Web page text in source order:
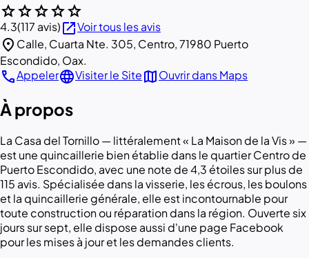
starstarstarstarstar
4.3(117 avis)open_in_newVoir tous les avis
location_on Calle, Cuarta Nte. 305, Centro, 71980 Puerto
Escondido, Oax.
callAppelerlanguageVisiter le SitemapOuvrir dans Maps
À propos
La Casa del Tornillo — littéralement « La Maison de la Vis » —
est une quincaillerie bien établie dans le quartier Centro de
Puerto Escondido, avec une note de 4,3 étoiles sur plus de
115 avis. Spécialisée dans la visserie, les écrous, les boulons
et la quincaillerie générale, elle est incontournable pour
toute construction ou réparation dans la région. Ouverte six
jours sur sept, elle dispose aussi d'une page Facebook
pour les mises à jour et les demandes clients.